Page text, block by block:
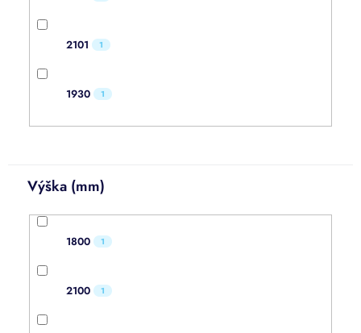
2101 1
1930 1
Výška (mm)
1800 1
2100 1